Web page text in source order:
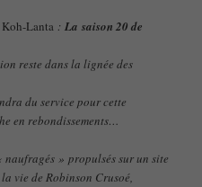
Koh-Lanta :La saison 20 de
reste dans la lignée des
du service pour cette
en rebondissements…
» propulsés sur un site
vie de Robinson Crusoé,